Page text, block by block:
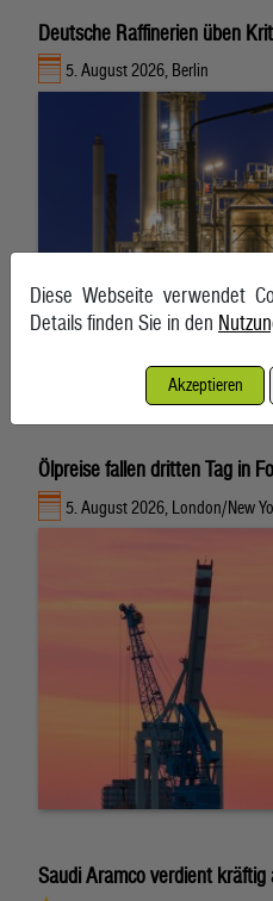
Deutsche Raffinerien üben
5. August 2026, Berlin
Ölpreise fallen dritten Tag in
5. August 2026, London/New
Saudi Aramco verdient kräftig
Diese Webseite verwendet
Details finden Sie in den
Akzeptieren